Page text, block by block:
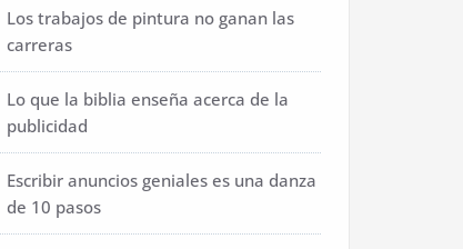
Los trabajos de pintura no ganan las
carreras
Lo que la biblia enseña acerca de la
publicidad
Escribir anuncios geniales es una danza
de 10 pasos